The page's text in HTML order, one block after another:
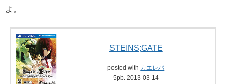
よ。
STEINS;GATE
posted with カエレバ
5pb. 2013-03-14